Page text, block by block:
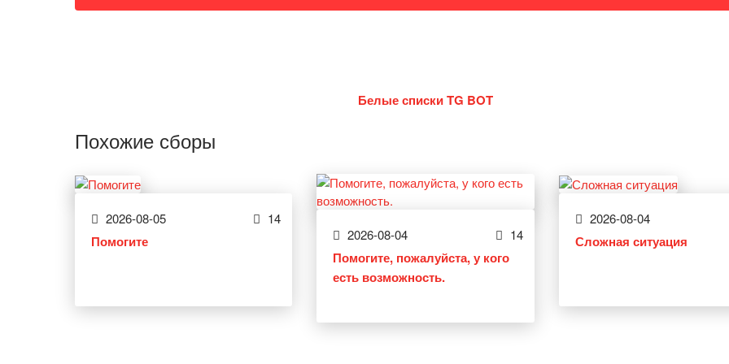
Белые списки TG BOT
Похожие сборы
2026-08-05 14
Помогите 2026-08-04 14
Помогите, пожалуйста, у кого
есть возможность.
2026-08-04
Сложная ситуация